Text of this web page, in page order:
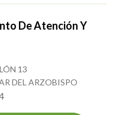
De Atención Y
13
DEL ARZOBISPO